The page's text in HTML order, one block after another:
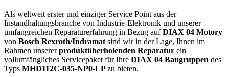
Als weltweit erster und einziger Service Point aus der
Instandhaltungsbranche von Industrie-Elektronik und unserer
umfangreichen Reparaturerfahrung in Bezug aufDIAX 04 Motory
von Bosch Rexroth/Indramat sind wir in der Lage, Ihnen im
Rahmen unsererproduktüberholenden Reparatur ein
vollumfängliches Servicepaket für Ihre DIAX 04 Baugruppen des
Typs MHD112C-035-NP0-LPzu bieten.